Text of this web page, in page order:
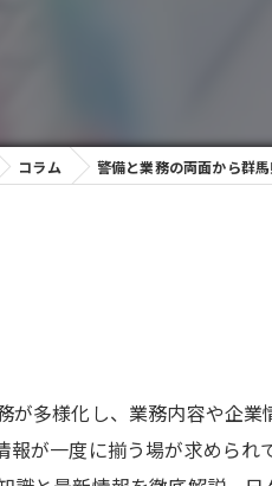
コラム 警備と業務の両面から群
多様化し、業務内容や企
が一度に揃う場が求められ